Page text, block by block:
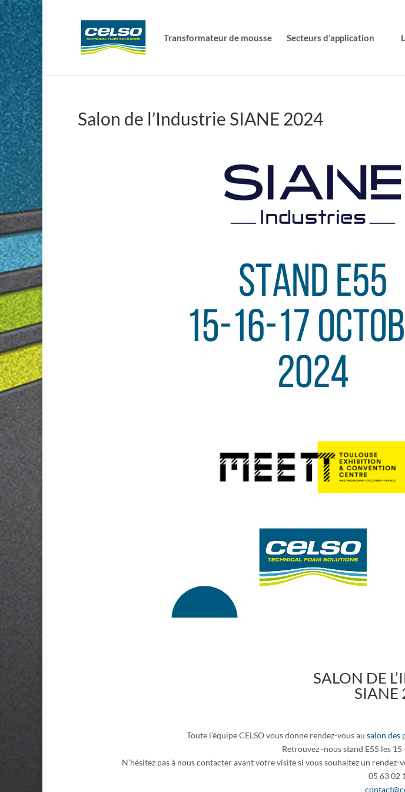
Transformateur de mousse Secteurs d’application
Salon de l’Industrie SIANE 2024
SALON DE
SIANE
Toute l’équipe CELSO vous donne rendez-vous au salon des
Retrouvez -nous stand E55 les
N’hésitez pas à nous contacter avant votre visite si vous souhaitez un
05 63 02